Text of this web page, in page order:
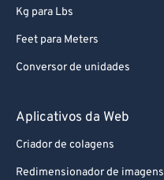
Kg para Lbs
Feet para Meters
Conversor de unidades
Aplicativos da Web
Criador de colagens
Redimensionador de imagens